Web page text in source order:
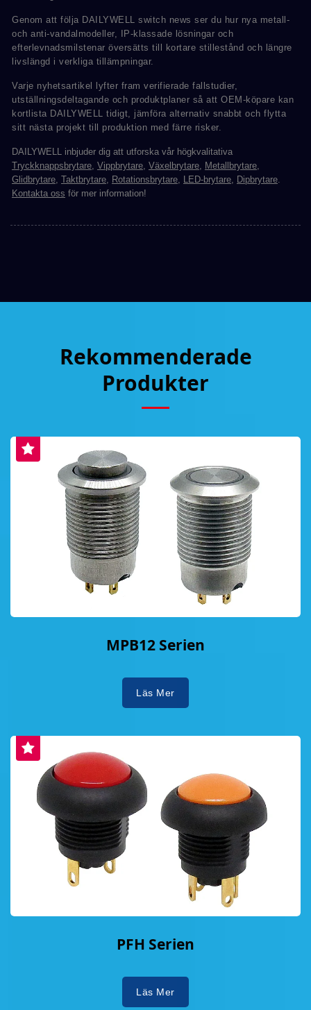
Genom att följa DAILYWELL switch news ser du hur nya metall-
och anti-vandalmodeller, IP-klassade lösningar och
efterlevnadsmilstenar översätts till kortare stillestånd och längre
livslängd i verkliga tillämpningar.
Varje nyhetsartikel lyfter fram verifierade fallstudier,
utställningsdeltagande och produktplaner så att OEM-köpare kan
kortlista DAILYWELL tidigt, jämföra alternativ snabbt och flytta
sitt nästa projekt till produktion med färre risker.
DAILYWELL inbjuder dig att utforska vår högkvalitativa
Tryckknappsbrytare, Vippbrytare, Växelbrytare, Metallbrytare,
Glidbrytare, Taktbrytare, Rotationsbrytare, LED-brytare, Dipbrytare.
Kontakta oss för mer information!
Rekommenderade
Produkter
MPB12 Serien
Läs Mer
PFH Serien
Läs Mer